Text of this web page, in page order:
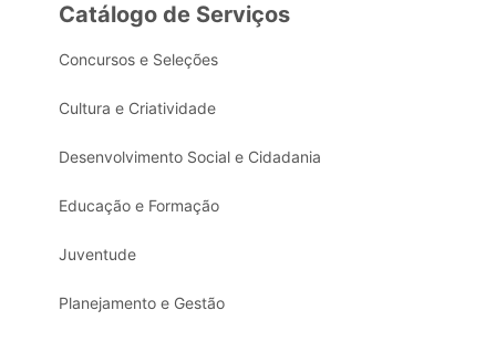
Catálogo de Serviços
Concursos e Seleções
Cultura e Criatividade
Desenvolvimento Social e Cidadania
Educação e Formação
Juventude
Planejamento e Gestão